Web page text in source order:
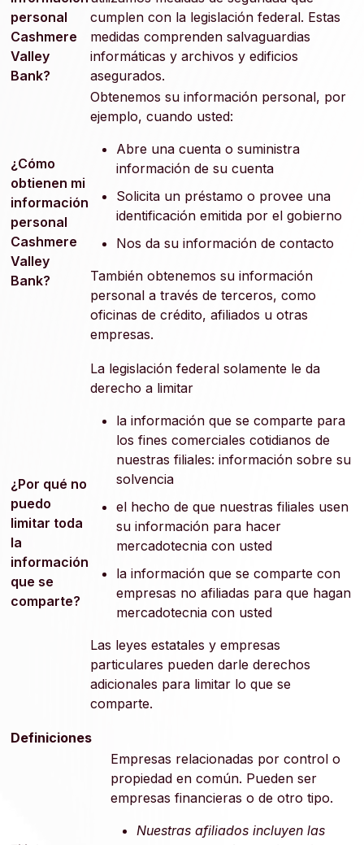
personal
Cashmere
Valley
Bank?
cumplen con la legislación federal. Estas
medidas comprenden salvaguardias
informáticas y archivos y edificios
asegurados.
¿Cómo
obtienen mi
información
personal
Cashmere
Valley
Bank?
Obtenemos su información personal, por
ejemplo, cuando usted:
Abre una cuenta o suministra
información de su cuenta
Solicita un préstamo o provee una
identificación emitida por el gobierno
Nos da su información de contacto
También obtenemos su información
personal a través de terceros, como
oficinas de crédito, afiliados u otras
empresas.
¿Por qué no
puedo
limitar toda
la
información
que se
comparte?
La legislación federal solamente le da
derecho a limitar
la información que se comparte para
los fines comerciales cotidianos de
nuestras filiales: información sobre su
solvencia
el hecho de que nuestras filiales usen
su información para hacer
mercadotecnia con usted
la información que se comparte con
empresas no afiliadas para que hagan
mercadotecnia con usted
Las leyes estatales y empresas
particulares pueden darle derechos
adicionales para limitar lo que se
comparte.
Definiciones
Empresas relacionadas por control o
propiedad en común. Pueden ser
empresas financieras o de otro tipo.
Nuestras afiliados incluyen las